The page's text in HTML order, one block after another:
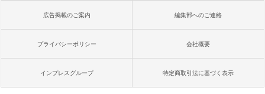
広告掲載のご案内 編集部へのご連絡
プライバシーポリシー 会社概要
インプレスグループ 特定商取引法に基づく表示